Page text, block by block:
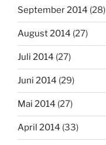
September 2014 (28)
August 2014 (27)
Juli 2014 (27)
Juni 2014 (29)
Mai 2014 (27)
April 2014 (33)